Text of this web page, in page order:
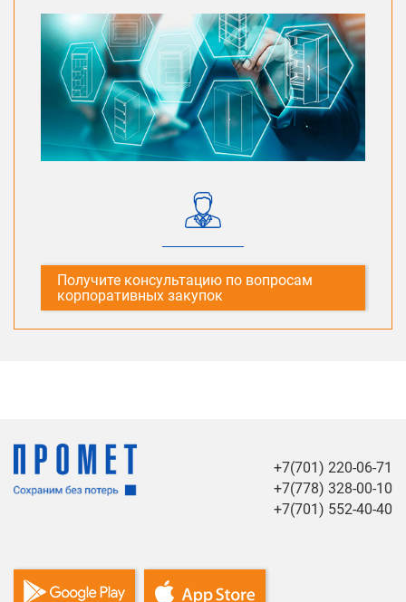
Получите консультацию по вопросам
корпоративных закупок
+7(701) 220-06-71
+7(778) 328-00-10
+7(701) 552-40-40